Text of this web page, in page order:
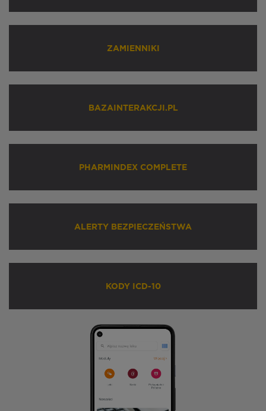
ZAMIENNIKI
BAZAINTERAKCJI.PL
PHARMINDEX COMPLETE
ALERTY BEZPIECZEŃSTWA
KODY ICD-10